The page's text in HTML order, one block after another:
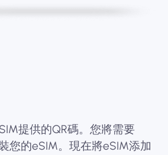
提供的QR碼。您將需要
您的eSIM。現在將eSIM添加